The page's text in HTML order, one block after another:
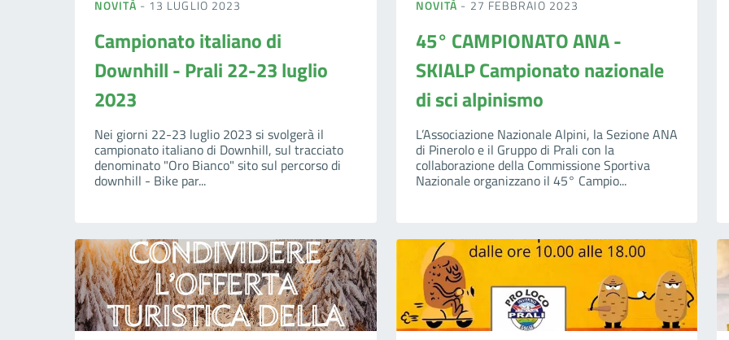
NOVITÀ - 13 LUGLIO 2023
Campionato italiano di
Downhill - Prali 22-23 luglio
2023
Nei giorni 22-23 luglio 2023 si svolgerà il
campionato italiano di Downhill, sul tracciato
denominato "Oro Bianco" sito sul percorso di
downhill - Bike par...
NOVITÀ - 27 FEBBRAIO 2023
45° CAMPIONATO ANA -
SKIALP Campionato nazionale
di sci alpinismo
L’Associazione Nazionale Alpini, la Sezione ANA
di Pinerolo e il Gruppo di Prali con la
collaborazione della Commissione Sportiva
Nazionale organizzano il 45° Campio...